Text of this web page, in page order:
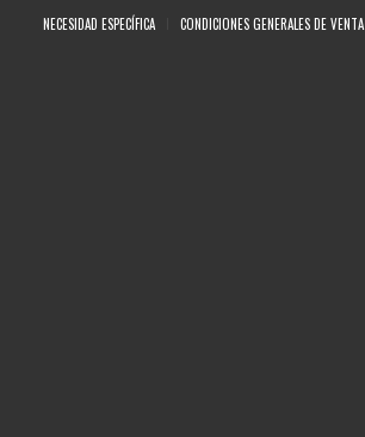
NECESIDAD ESPECÍFICA CONDICIONES GENERALES DE VENTA